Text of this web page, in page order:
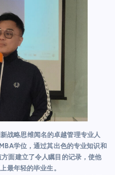
战略思维闻名的卓越管理专业人
学位，通过其出色的专业知识和
面建立了令人瞩目的记录，使他
最年轻的毕业生。